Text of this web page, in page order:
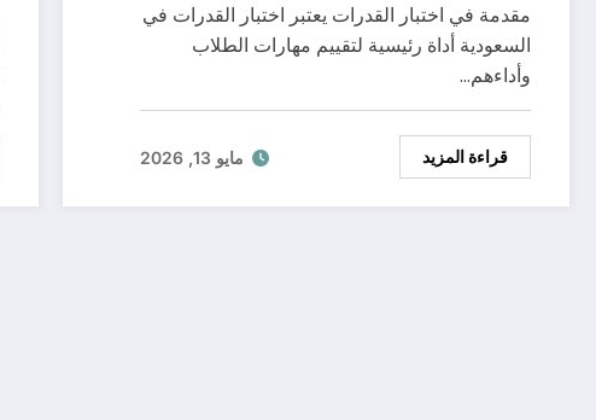
مقدمة في اختبار القدرات يعتبر اختبار القدرات في
السعودية أداة رئيسية لتقييم مهارات الطلاب
وأداءهم…
قراءة المزيد مايو 13, 2026